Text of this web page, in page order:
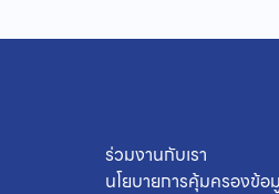
ร่วมงานกับเรา
นโยบายการคุ้มครองข้อ